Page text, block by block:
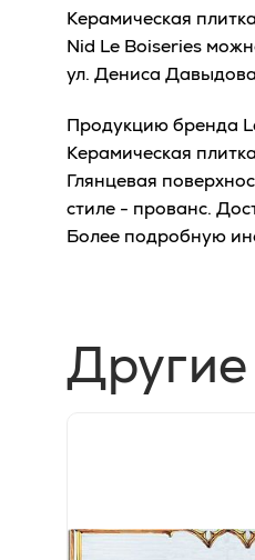
Керамическая
Nid Le Boiseries
ул. Дениса
Продукцию бренда
Керамическая
Глянцевая
стиле - прованс.
Более подробную